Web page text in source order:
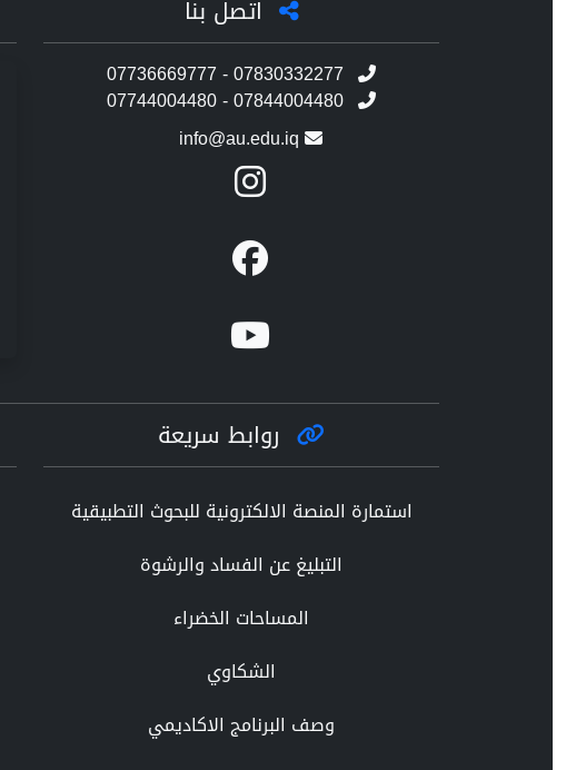
اتصل بنا
07736669777 - 07830332277
07744004480 - 07844004480
info@au.edu.iq
روابط سريعة
استمارة المنصة الالكترونية للبحوث التطبيقية
التبليغ عن الفساد والرشوة
المساحات الخضراء
الشكاوي
وصف البرنامج الاكاديمي